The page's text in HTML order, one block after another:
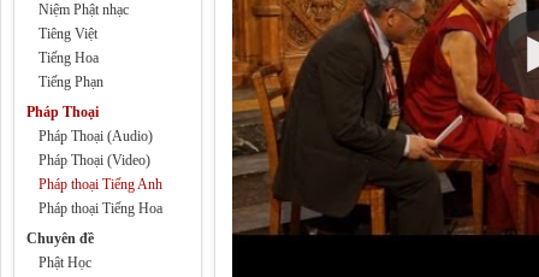
Niệm Phật nhạc
Tiêng Việt
Tiếng Hoa
Tiếng Phạn
Pháp Thoại
Pháp Thoại (Audio)
Pháp Thoại (Video)
Pháp thoại Tiếng Anh
Pháp thoại Tiếng Hoa
Chuyên đề
Phật Học